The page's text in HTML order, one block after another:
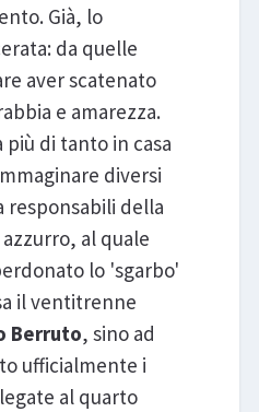
Già, lo
da quelle
aver scatenato
e amarezza.
più di tanto in casa
diversi
della
al quale
lo 'sgarbo'
il ventitrenne
Berruto, sino ad
ufficialmente i
al quarto